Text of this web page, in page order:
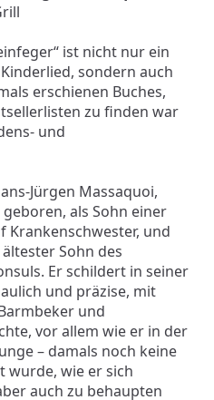
ist nicht nur ein
sondern auch
erschienen Buches,
zu finden war
und
Jürgen Massaquoi,
als Sohn einer
Krankenschwester, und
Sohn des
Er schildert in seiner
und präzise, mit
und
vor allem wie er in der
– damals noch keine
wurde, wie er sich
auch zu behaupten